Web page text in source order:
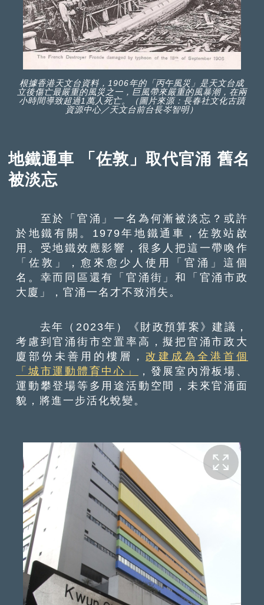
根據香港天文台資料，1906年的「丙午風災」是天文台成
立後傷亡最嚴重的風災之一，巨風帶來嚴重的風暴潮，在兩
小時間導致超過1萬人死亡。（圖片來源：長春社文化古蹟
資源中心／天文台前台長岑智明）
地鐵通車 「佐敦」取代官涌 舊名
被淡忘
至於「官涌」一名為何漸被淡忘？或許
於地鐵有關。1979年地鐵通車，佐敦站啟
用。受地鐵效應影響，很多人把這一帶喚作
「佐敦」，愈來愈少人使用「官涌」這個
名。幸而同區還有「官涌街」和「官涌市政
大廈」，官涌一名才不致消失。
去年（2023年）《財政預算案》建議，
考慮到官涌街市空置率高，擬把官涌市政大
廈部份未善用的樓層， 改建成為全港首個
「城市運動體育中心」
，發展室內滑板場、
運動攀登場等多用途活動空間，未來官涌面
貌，將進一步活化蛻變。